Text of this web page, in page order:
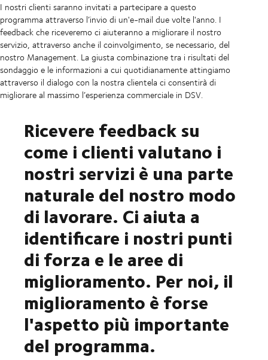
I nostri clienti saranno invitati a partecipare a questo
programma attraverso l’invio di un'e-mail due volte l'anno. I
feedback che riceveremo ci aiuteranno a migliorare il nostro
servizio, attraverso anche il coinvolgimento, se necessario, del
nostro Management. La giusta combinazione tra i risultati del
sondaggio e le informazioni a cui quotidianamente attingiamo
attraverso il dialogo con la nostra clientela ci consentirà di
migliorare al massimo l’esperienza commerciale in DSV.
Ricevere feedback su
come i clienti valutano i
nostri servizi è una parte
naturale del nostro modo
di lavorare. Ci aiuta a
identificare i nostri punti
di forza e le aree di
miglioramento. Per noi, il
miglioramento è forse
l'aspetto più importante
del programma.